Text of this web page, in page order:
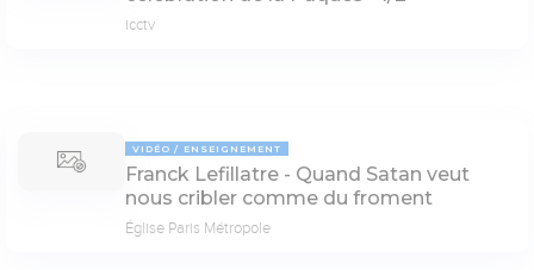
icctv
VIDÉO ENSEIGNEMENT
Franck Lefillatre - Quand Satan veut
nous cribler comme du froment
Église Paris Métropole